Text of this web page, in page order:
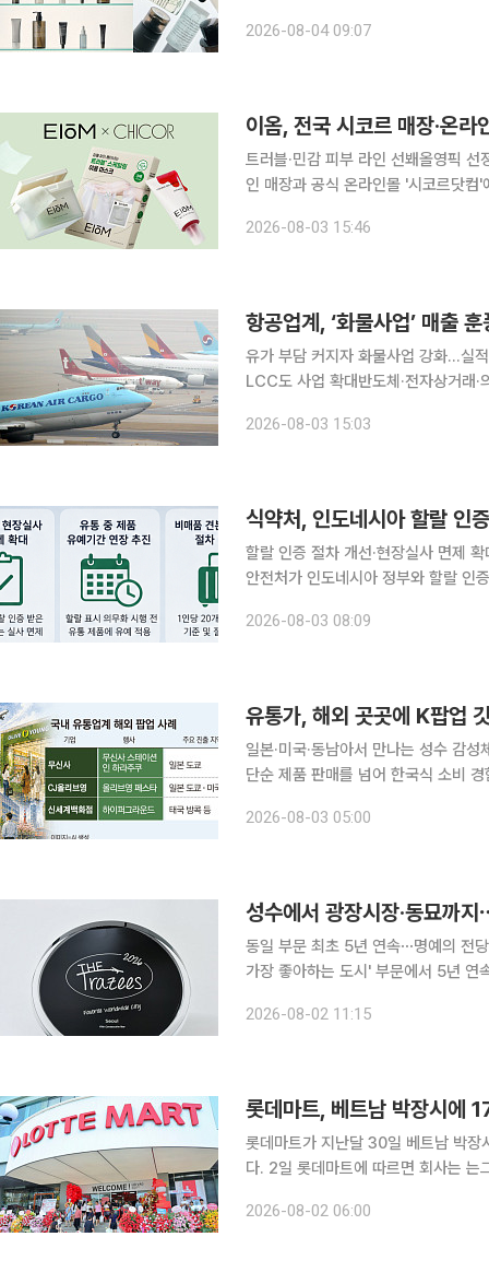
다. 무신사 뷰티는 자체 브랜드(PB)
2026-08-04 09:07
이옴, 전국 시코르 매장·온
트러블·민감 피부 라인 선봬올영픽 선정 등 H&B 채널 확대 뉴
인 매장과 공식 온라인몰 '시코르닷컴'에 동시 입점했
2026-08-03 15:46
항공업계, ‘화물사업’ 매출
유가 부담 커지자 화물사업 강화…실
LCC도 사업 확대반도체·전자상거래·의약품
워 수익성 방어에 나서고 있다. 국제
2026-08-03 15:03
식약처, 인도네시아 할랄 인
할랄 인증 절차 개선·현장실사 면제 확대
안전처가 인도네시아 정부와 할랄 인
관 합동 지원단을 파견해 인도네시아
2026-08-03 08:09
유통가, 해외 곳곳에 K팝업
일본·미국·동남아서 만나는 성수 감성체험형
단순 제품 판매를 넘어 한국식 소비
2026-08-03 05:00
동일 부문 최초 5년 연속⋯명예의 전당 등재 서울이 미국 여행전문매체가 선정하는
가장 좋아하는 도시' 부문에서 5년 연속 1위에 올랐다. 2일 서울시와
문 1위로 선정됐다고 밝혔다. 서울은
2026-08-02 11:15
롯데마트가 지난달 30일 베트남 박장
다. 2일 롯데마트에 따르면 회사는 는그동안 호찌민시 등 베트남 남부를 중심으로 점포망을 구축했
심이던 출점 범위를 주변 주요 도시까
2026-08-02 06:00